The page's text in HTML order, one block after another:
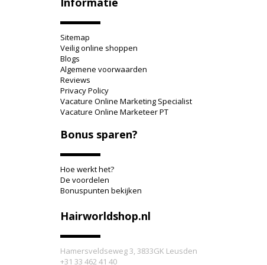
Sitemap
Veilig online shoppen
Blogs
Algemene voorwaarden
Reviews
Privacy Policy
Vacature Online Marketing Specialist
Vacature Online Marketeer PT
Bonus sparen?
Hoe werkt het?
De voordelen
Bonuspunten bekijken
Hairworldshop.nl
Hamersveldseweg 3, 3833GK Leusden
+31 33 462 41 40